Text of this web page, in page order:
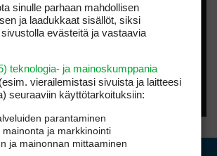
Open
Elina Saksa
Amateur Championship (Erkko Trophy)
Ladies' Amateur Championship (+ U21
sinulle parhaan mahdollisen
ja laadukkaat sisällöt, siksi
evästeitä ja vastaavia
teknologia- ja mainoskumppania
vierailemis­tasi sivuista ja laitteesi
seuraaviin käyttötarkoituksiin:
parantaminen
mainonta ja markkinointi
ja mainonnan mittaaminen